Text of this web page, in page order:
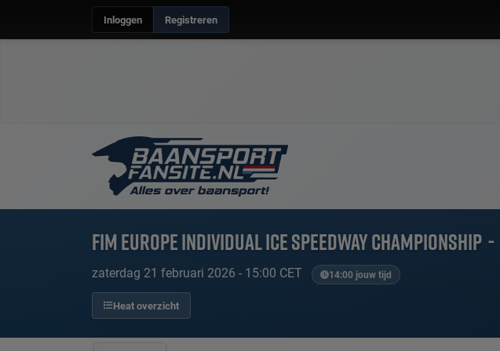
Inloggen Registreren
FIM Europe Individual Ice Speedway Championship -
zaterdag 21 februari 2026 - 15:00 CET 14:00 jouw tijd
Heat overzicht